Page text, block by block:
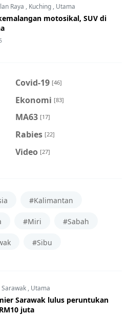
Raya , Kuching , Utama
motosikal, SUV di
Covid-19 [46]
Ekonomi [83]
MA63 [17]
Rabies [22]
Video [27]
#Kalimantan
#Miri #Sabah
#Sibu
Sarawak, Utama
Sarawak lulus peruntukan
juta